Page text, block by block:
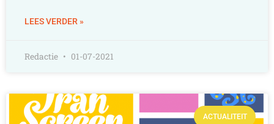
LEES VERDER »
Redactie 01-07-2021
ACTUALITEIT